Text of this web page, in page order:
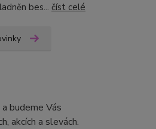
bes... číst celé
budeme Vás
akcích a slevách.